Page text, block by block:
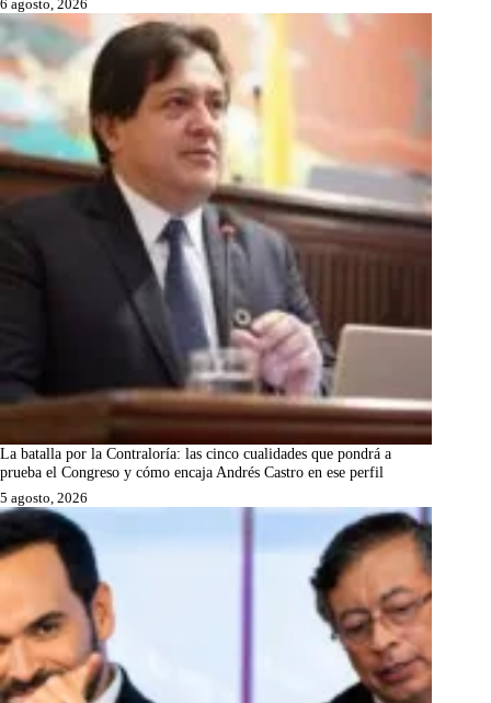
6 agosto, 2026
La batalla por la Contraloría: las cinco cualidades que pondrá a
prueba el Congreso y cómo encaja Andrés Castro en ese perfil
5 agosto, 2026